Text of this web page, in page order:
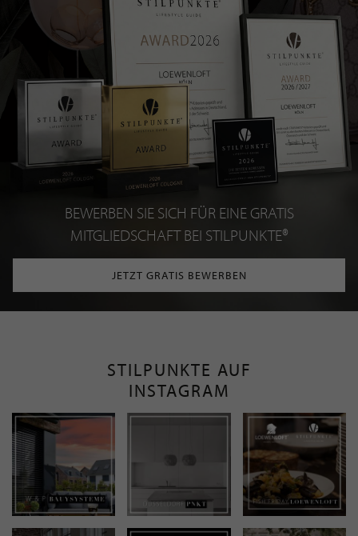
BEWERBEN SIE SICH FÜR EINE GRATIS
MITGLIEDSCHAFT BEI STILPUNKTE®
JETZT GRATIS BEWERBEN
STILPUNKTE AUF
INSTAGRAM